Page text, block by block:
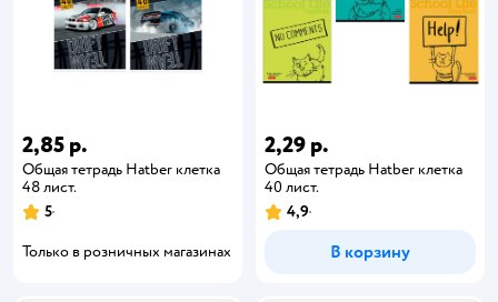
2,85 р.
Общая тетрадь Hatber клетка
48 лист.
5
Только в розничных магазинах
2,29 р.
Общая тетрадь Hatber клетка
40 лист.
4,9
В корзину